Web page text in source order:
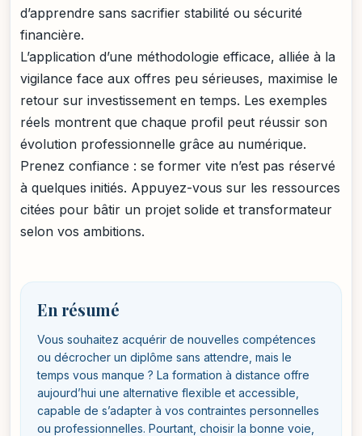
d’apprendre sans sacrifier stabilité ou sécurité
financière.
L’application d’une méthodologie efficace, alliée à la
vigilance face aux offres peu sérieuses, maximise le
retour sur investissement en temps. Les exemples
réels montrent que chaque profil peut réussir son
évolution professionnelle grâce au numérique.
Prenez confiance : se former vite n’est pas réservé
à quelques initiés. Appuyez-vous sur les ressources
citées pour bâtir un projet solide et transformateur
selon vos ambitions.
En résumé
Vous souhaitez acquérir de nouvelles compétences
ou décrocher un diplôme sans attendre, mais le
temps vous manque ? La formation à distance offre
aujourd’hui une alternative flexible et accessible,
capable de s’adapter à vos contraintes personnelles
ou professionnelles. Pourtant, choisir la bonne voie,